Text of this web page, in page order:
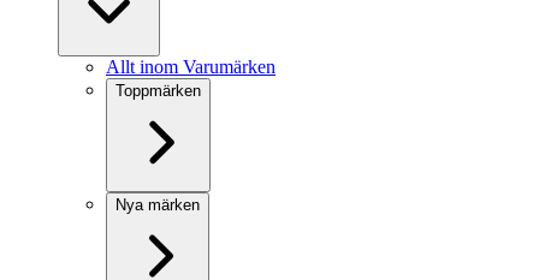
Allt inom Varumärken
Toppmärken
Nya märken